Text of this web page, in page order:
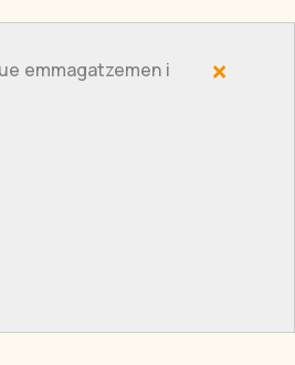
×
emmagatzemen i
Vull ser-ne membre